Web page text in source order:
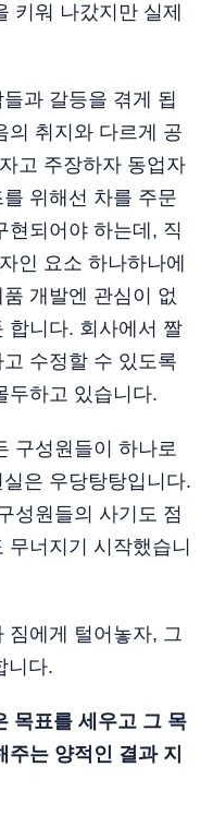
키워 나갔지만 실제
과 갈등을 겪게 됩
의 취지와 다르게 공
고 주장하자 동업자
위해선 차를 주문
현되어야 하는데, 직
인 요소 하나하나에
개발엔 관심이 없
합니다. 회사에서 짤
수정할 수 있도록
두하고 있습니다.
구성원들이 하나로
은 우당탕탕입니다.
성원들의 사기도 점
너지기 시작했습니
짐에게 털어놓자, 그
니다.
목표를 세우고 그 목
는 양적인 결과 지